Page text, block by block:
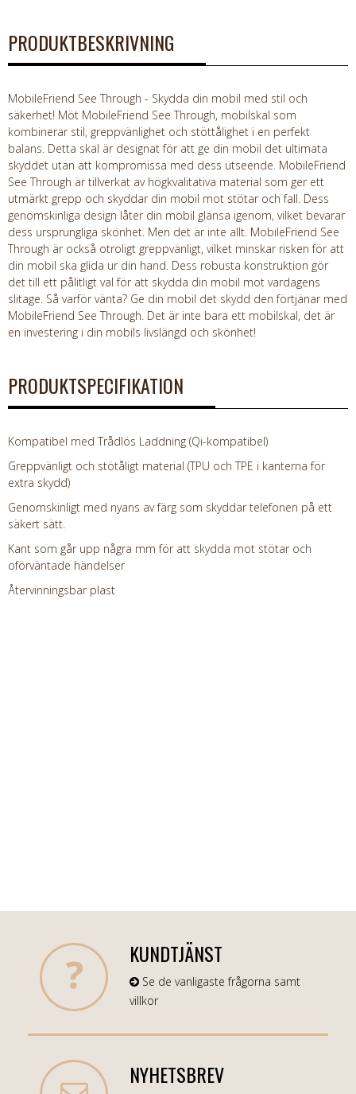
PRODUKTBESKRIVNING
MobileFriend See Through - Skydda din mobil med stil och
säkerhet! Möt MobileFriend See Through, mobilskal som
kombinerar stil, greppvänlighet och stöttålighet i en perfekt
balans. Detta skal är designat för att ge din mobil det ultimata
skyddet utan att kompromissa med dess utseende. MobileFriend
See Through är tillverkat av högkvalitativa material som ger ett
utmärkt grepp och skyddar din mobil mot stötar och fall. Dess
genomskinliga design låter din mobil glänsa igenom, vilket bevarar
dess ursprungliga skönhet. Men det är inte allt. MobileFriend See
Through är också otroligt greppvänligt, vilket minskar risken för att
din mobil ska glida ur din hand. Dess robusta konstruktion gör
det till ett pålitligt val för att skydda din mobil mot vardagens
slitage. Så varför vänta? Ge din mobil det skydd den förtjänar med
MobileFriend See Through. Det är inte bara ett mobilskal, det är
en investering i din mobils livslängd och skönhet!
PRODUKTSPECIFIKATION
Kompatibel med Trådlös Laddning (Qi-kompatibel)
Greppvänligt och stötåligt material (TPU och TPE i kanterna för
extra skydd)
Genomskinligt med nyans av färg som skyddar telefonen på ett
säkert sätt.
Kant som går upp några mm för att skydda mot stötar och
oförväntade händelser
Återvinningsbar plast
KUNDTJÄNST
Se de vanligaste frågorna samt
villkor
NYHETSBREV